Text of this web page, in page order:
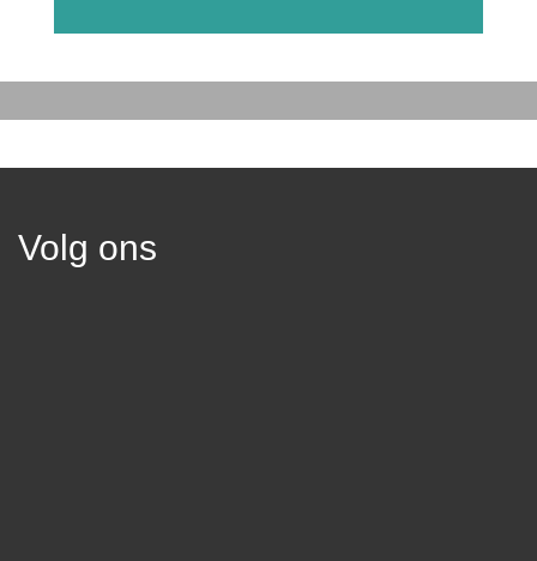
Volg ons